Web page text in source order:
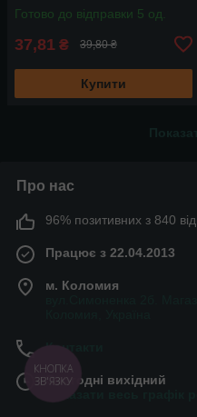
Готово до відправки 5 од.
37,81 ₴ 39,80 ₴
Купити
Про нас
96% позитивних з 840
Працює з 22.04.2013
м. Коломия
Контакти
Сьогодні вихідний
Показати весь графік
КНОПКА
ЗВ'ЯЗКУ